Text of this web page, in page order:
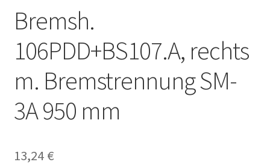
Bremsh.
106PDD+BS107.A, rechts
m. Bremstrennung SM-
3A 950 mm
13,24 €